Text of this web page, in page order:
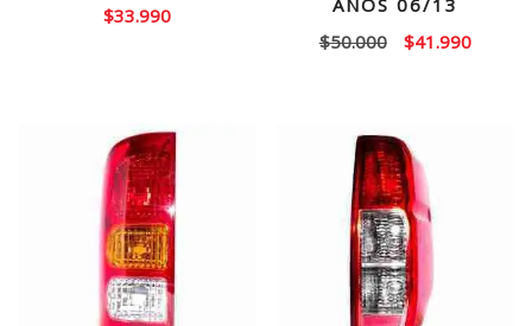
$33.990
AÑOS 06/13
$50.000
El
$50.000.
$41.990El